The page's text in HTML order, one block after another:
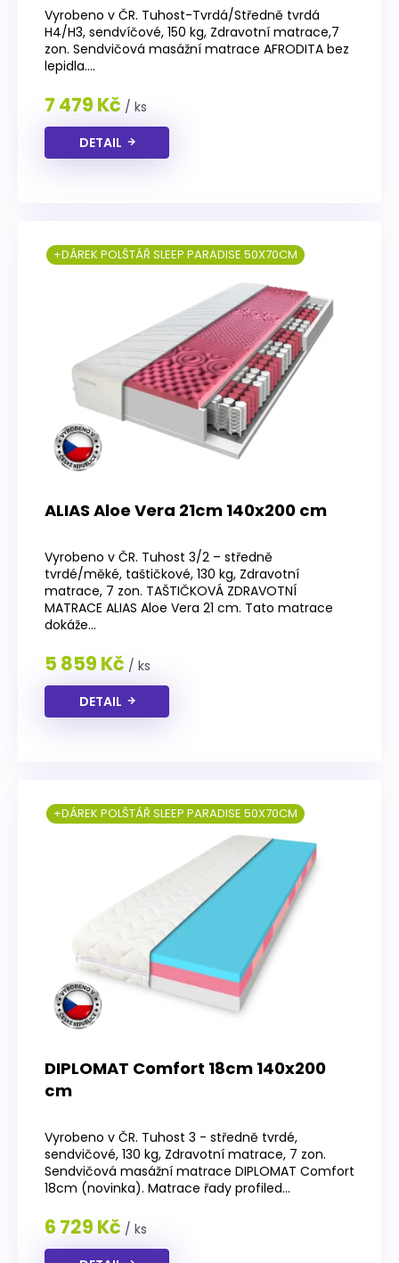
Vyrobeno v ČR. Tuhost-Tvrdá/Středně tvrdá
H4/H3, sendvíčové, 150 kg, Zdravotní matrace,7
zon. Sendvičová masážní matrace AFRODITA bez
lepidla....
7 479 Kč / ks
DETAIL
ALIAS Aloe Vera 21cm 140x200 cm
hodnocení
produktu
je
3,6
z
5
hvězdiček.
+DÁREK POLŠTÁŘ SLEEP PARADISE 50X70CM
Vyrobeno v ČR. Tuhost 3/2 – středně
tvrdé/měké, taštičkové, 130 kg, Zdravotní
matrace, 7 zon. TAŠTIČKOVÁ ZDRAVOTNÍ
MATRACE ALIAS Aloe Vera 21 cm. Tato matrace
dokáže...
5 859 Kč / ks
DETAIL
DIPLOMAT Comfort 18cm 140x200
cm
hodnocení
produktu
je
4,2
z
5
hvězdiček.
+DÁREK POLŠTÁŘ SLEEP PARADISE 50X70CM
Vyrobeno v ČR. Tuhost 3 - středně tvrdé,
sendvičové, 130 kg, Zdravotní matrace, 7 zon.
Sendvičová masážní matrace DIPLOMAT Comfort
18cm (novinka). Matrace řady profiled...
6 729 Kč / ks